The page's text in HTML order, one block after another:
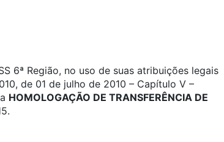
6ª Região, no uso de suas atribuições legais
de 01 de julho de 2010 – Capítulo V –
HOMOLOGAÇÃO DE TRANSFERÊNCIA DE